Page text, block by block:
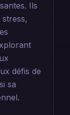
Ils
défis de
sa